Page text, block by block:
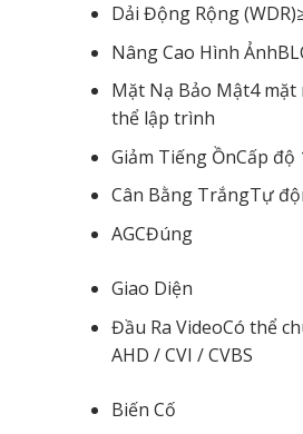
Dải Động Rộng (WDR)
Nâng Cao Hình Ảnh
Mặt Nạ Bảo Mật4 mặt
thể lập trình
Giảm Tiếng ỒnCấp độ
Cân Bằng TrắngTự
AGCĐúng
Giao Diện
Đầu Ra VideoCó thể
AHD / CVI / CVBS
Biến Cố